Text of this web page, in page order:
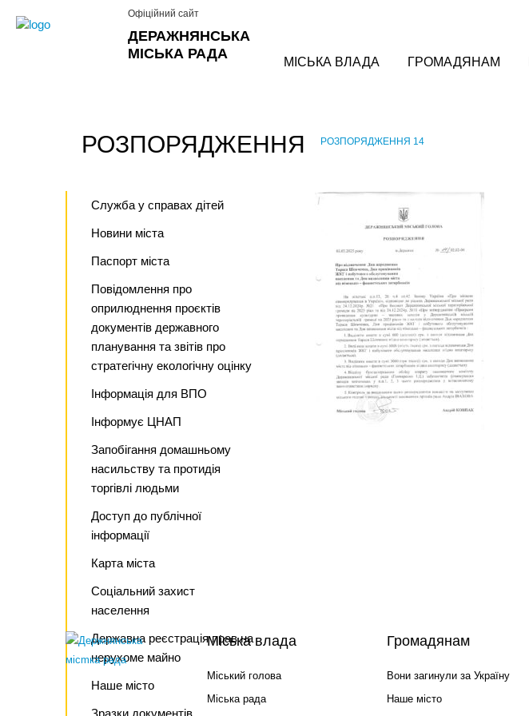
ДЕРАЖНЯНСЬКА
МІСЬКА РАДА
Офіційний сайт
МІСЬКА ВЛАДА ГРОМАДЯНАМ
РОЗПОРЯДЖЕННЯ РОЗПОРЯДЖЕННЯ 14
Служба у справах дітей
Новини міста
Паспорт міста
Повідомлення про
оприлюднення проєктів
документів державного
планування та звітів про
стратегічну екологічну оцінку
Інформація для ВПО
Інформує ЦНАП
Запобігання домашньому
насильству та протидія
торгівлі людьми
Доступ до публічної
інформації
Карта міста
Соціальний захист
населення
Державна реєстрація прав на
нерухоме майно
Наше місто
Зразки документів
Міська влада
Міський голова
Міська рада
Громадянам
Вони загинули за Україну
Наше місто